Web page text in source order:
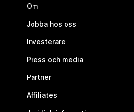
Om
Jobba hos oss
Investerare
Press och media
Partner
Affiliates